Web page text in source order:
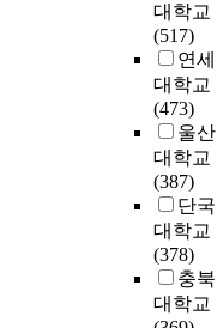
대학교
(517)
연세
대학교
(473)
울산
대학교
(387)
단국
대학교
(378)
충북
대학교